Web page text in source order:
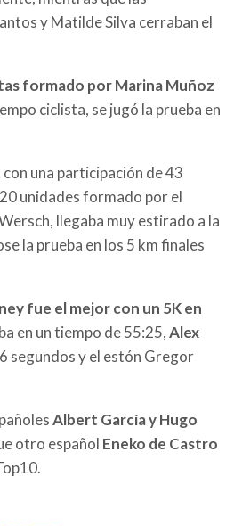
y Matilde Silva cerraban el
formado por Marina Muñoz
ciclista, se jugó la prueba en
una participación de 43
unidades formado por el
llegaba muy estirado a la
la prueba en los 5 km finales
fue el mejor con un 5K en
en un tiempo de 55:25,Alex
segundos y el estón Gregor
Albert García y Hugo
otro español Eneko de Castro